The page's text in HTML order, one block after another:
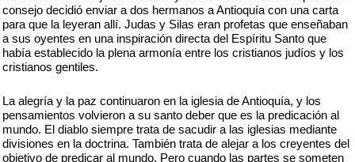
consejo decidió enviar a dos hermanos a Antioquía con una carta
para que la leyeran allí. Judas y Silas eran profetas que enseñaban
a sus oyentes en una inspiración directa del Espíritu Santo que
había establecido la plena armonía entre los cristianos judíos y los
cristianos gentiles.
La alegría y la paz continuaron en la iglesia de Antioquía, y los
pensamientos volvieron a su santo deber que es la predicación al
mundo. El diablo siempre trata de sacudir a las iglesias mediante
divisiones en la doctrina. También trata de alejar a los creyentes del
objetivo de predicar al mundo. Pero cuando las partes se someten